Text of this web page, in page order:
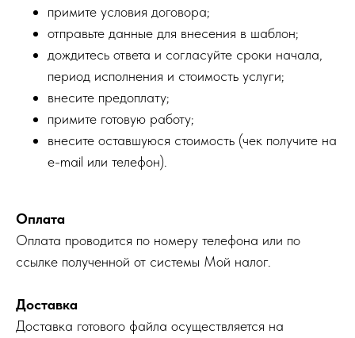
примите условия договора;
отправьте данные для внесения в шаблон;
дождитесь ответа и согласуйте сроки начала,
период исполнения и стоимость услуги;
внесите предоплату;
примите готовую работу;
внесите оставшуюся стоимость (чек получите на
e-mail или телефон).
Оплата
Оплата проводится по номеру телефона или по
ссылке полученной от системы Мой налог.
Доставка
Доставка готового файла осуществляется на